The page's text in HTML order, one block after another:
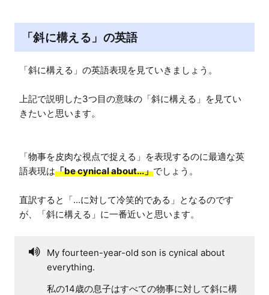
「斜に構える」の英語
「斜に構える」の英語表現を見ていきましょう。
上記で説明した3つ目の意味の「斜に構える」を見てい
きたいと思います。
「物事を皮肉な視点で捉える」を表現するのに最適な英
語表現は「be cynical about...」でしょう。
直訳すると「...に対して冷笑的である」となるのです
が、「斜に構える」に一番近いと思います。
My fourteen-year-old son is cynical about
everything.
私の14歳の息子はすべての物事に対して斜に構